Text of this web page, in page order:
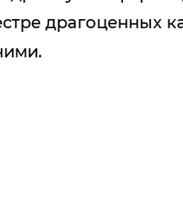
драгоценных